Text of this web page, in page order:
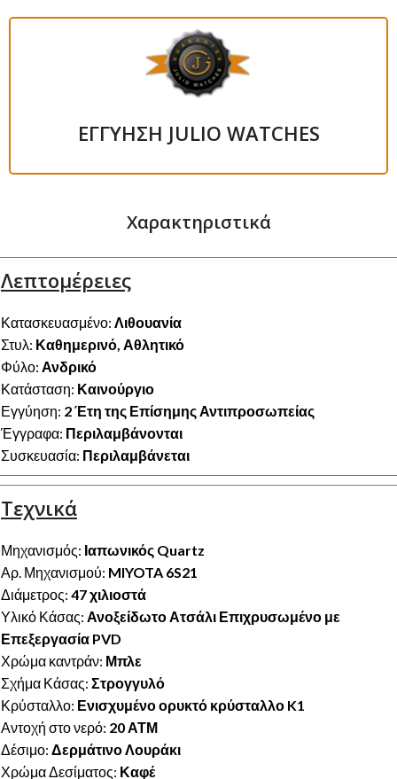
ΕΓΓΥΗΣΗ JULIO WATCHES
Χαρακτηριστικά
Λεπτομέρειες
Κατασκευασμένο: Λιθουανία
Στυλ: Καθημερινό, Αθλητικό
Φύλο: Ανδρικό
Κατάσταση: Καινούργιο
Εγγύηση: 2 Έτη της Επίσημης Αντιπροσωπείας
Έγγραφα: Περιλαμβάνονται
Συσκευασία: Περιλαμβάνεται
Τεχνικά
Μηχανισμός: Ιαπωνικός Quartz
Αρ. Μηχανισμού: MIYOTA 6S21
Διάμετρος: 47 χιλιοστά
Υλικό Κάσας: Ανοξείδωτο Ατσάλι Επιχρυσωμένο με
Επεξεργασία PVD
Χρώμα καντράν: Μπλε
Σχήμα Κάσας: Στρογγυλό
Κρύσταλλο: Ενισχυμένο ορυκτό κρύσταλλο K1
Αντοχή στο νερό: 20 ΑΤΜ
Δέσιμο: Δερμάτινο Λουράκι
Χρώμα Δεσίματος: Καφέ